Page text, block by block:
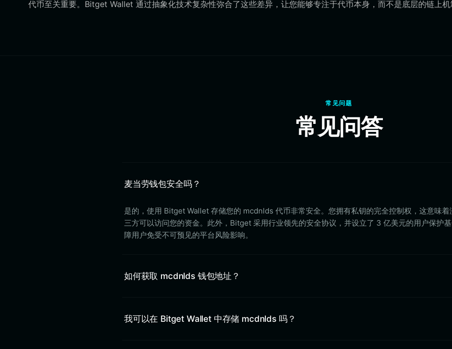
代币至关重要。Bitget Wallet 通过抽象化技术复杂性弥合了这些差异，让您能够专注于代币本身，而不是底层的链上机
常见问题
常见问答
麦当劳钱包安全吗？
是的，使用 Bitget Wallet 存储您的 mcdnlds 代币非常安全。您拥有私钥的完全控制权，这意味着
三方可以访问您的资金。此外，Bitget 采用行业领先的安全协议，并设立了 3 亿美元的用户保护
障用户免受不可预见的平台风险影响。
如何获取 mcdnlds 钱包地址？
我可以在 Bitget Wallet 中存储 mcdnlds 吗？